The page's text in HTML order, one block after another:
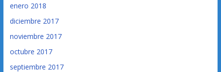
enero 2018
diciembre 2017
noviembre 2017
octubre 2017
septiembre 2017